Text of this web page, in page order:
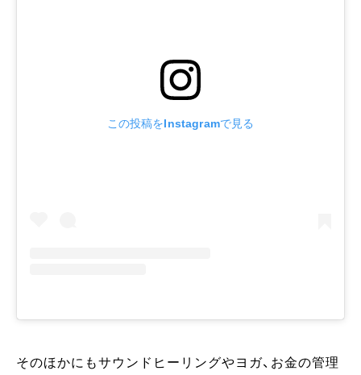
この投稿をInstagramで見る
そのほかにもサウンドヒーリングやヨガ、お金の管理